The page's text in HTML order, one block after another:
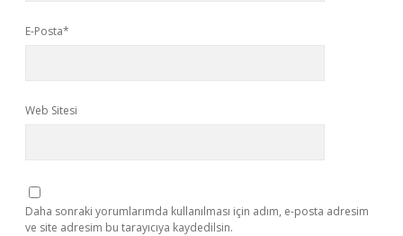
E-Posta*
Web Sitesi
Daha sonraki yorumlarımda kullanılması için adım, e-posta adresim
ve site adresim bu tarayıcıya kaydedilsin.